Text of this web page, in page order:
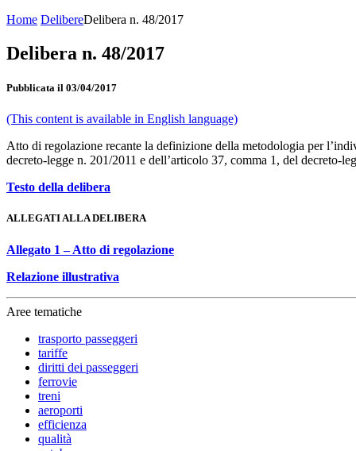
Home DelibereDelibera n. 48/2017
Delibera n. 48/2017
Pubblicata il 03/04/2017
(This content is available in English language)
Atto di regolazione recante la definizione della metodologia per
decreto-legge n. 201/2011 e dell’articolo 37, comma 1, del decreto-
Testo della delibera
ALLEGATI ALLA DELIBERA
Allegato 1 – Atto di regolazione
Relazione illustrativa
Aree tematiche
trasporto passeggeri
tariffe
diritti dei passeggeri
ferrovie
treni
aeroporti
efficienza
qualità